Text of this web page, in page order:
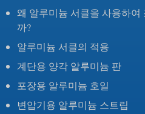
왜 알루미늄 서클을 사용하여
까?
알루미늄 서클의 적용
계단용 양각 알루미늄 판
포장용 알루미늄 호일
변압기용 알루미늄 스트립